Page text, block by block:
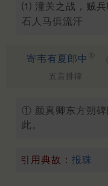
⑴ 潼关之战，贼兵
石人马俱流汗
寄韦有夏郎中 ①
五言排律
① 颜真卿东方朔碑
此。
引用典故： 报珠